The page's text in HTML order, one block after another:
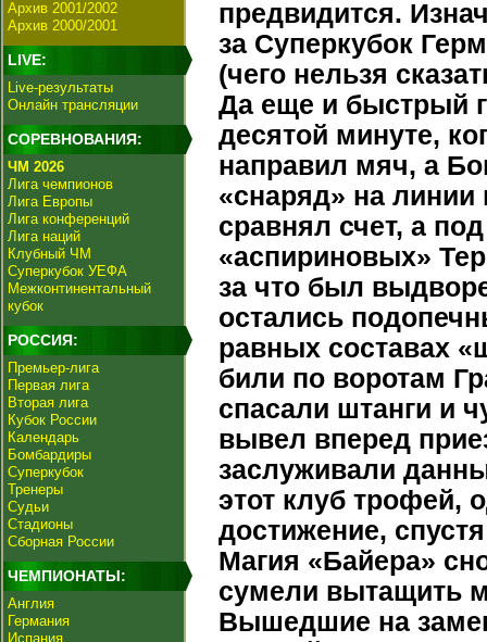
Архив 2001/2002
Архив 2000/2001
LIVE:
Live-результаты
Онлайн трансляции
СОРЕВНОВАНИЯ:
ЧМ 2026
Лига чемпионов
Лига Европы
Лига конференций
Лига наций
Клубный ЧМ
Суперкубок УЕФА
Межконтинентальный
кубок
РОССИЯ:
Премьер-лига
Первая лига
Вторая лига
Кубок России
Календарь
Бомбардиры
Суперкубок
Тренеры
Судьи
Стадионы
Сборная России
ЧЕМПИОНАТЫ:
Англия
Германия
Испания
предвидится.
за Суперкубок
(чего нельзя
Да еще и быстрый
десятой минуте,
направил мяч, а
«снаряд» на
сравнял счет, а
«аспириновых»
за что был
остались
равных составах
били по воротам
спасали штанги и
вывел вперед
заслуживали
этот клуб трофей,
достижение,
Магия «Байера»
сумели вытащить
Вышедшие на